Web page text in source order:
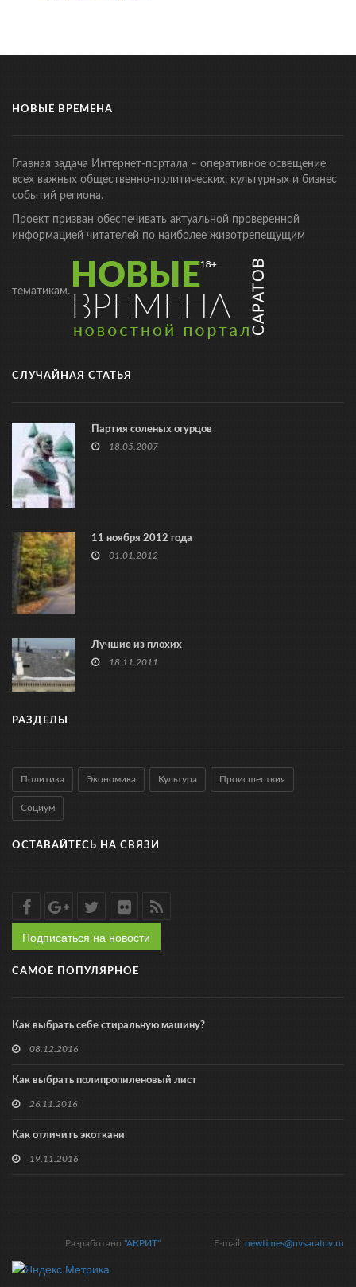
НОВЫЕ ВРЕМЕНА
Главная задача Интернет-портала – оперативное освещение
всех важных общественно-политических, культурных и бизнес
событий региона.
Проект призван обеспечивать актуальной проверенной
информацией читателей по наиболее животрепещущим
тематикам.
СЛУЧАЙНАЯ СТАТЬЯ
Партия соленых огурцов
18.05.2007
11 ноября 2012 года
01.01.2012
Лучшие из плохих
18.11.2011
РАЗДЕЛЫ
Политика Экономика Культура Происшествия
Социум
ОСТАВАЙТЕСЬ НА СВЯЗИ
Подписаться на новости
САМОЕ ПОПУЛЯРНОЕ
Как выбрать себе стиральную машину?
08.12.2016
Как выбрать полипропиленовый лист
26.11.2016
Как отличить экоткани
19.11.2016
E-mail: newtimes@nvsaratov.ru
Разработано "АКРИТ"